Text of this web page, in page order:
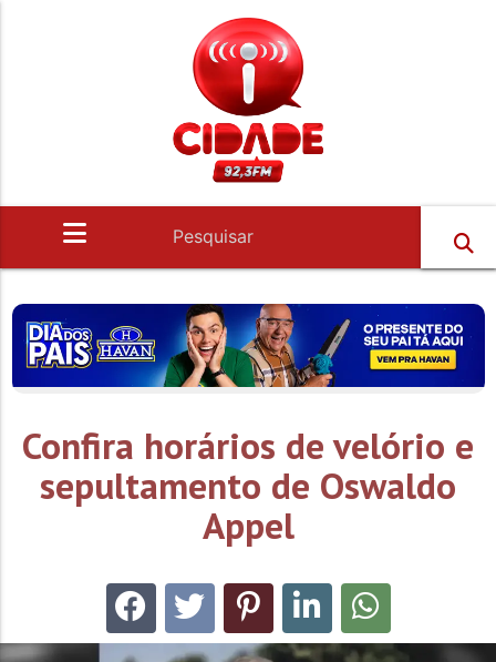
Confira horários de velório e
sepultamento de Oswaldo
Appel